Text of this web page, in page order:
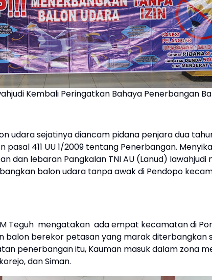
Kembali Peringatkan Bahaya Penerbangan
udara sejatinya diancam pidana penjara dua
pasal 411 UU 1/2009 tentang Penerbangan.
dan lebaran Pangkalan TNI AU (Lanud) Iawahjudi
balon udara tanpa awak di Pendopo
Teguh mengatakan ada empat kecamatan di
balon berekor petasan yang marak diterbangkan
penerbangan itu, Kauman masuk dalam zona
dan Siman.